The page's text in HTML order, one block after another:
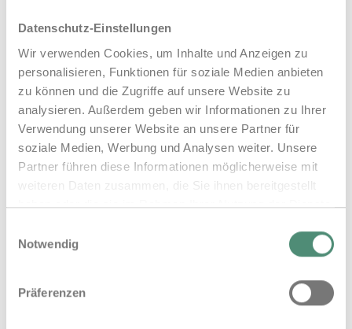
Datenschutz-Einstellungen
Wir verwenden Cookies, um Inhalte und Anzeigen zu
personalisieren, Funktionen für soziale Medien anbieten
zu können und die Zugriffe auf unsere Website zu
analysieren. Außerdem geben wir Informationen zu Ihrer
Verwendung unserer Website an unsere Partner für
soziale Medien, Werbung und Analysen weiter. Unsere
Partner führen diese Informationen möglicherweise mit
weiteren Daten zusammen, die Sie ihnen bereitgestellt
haben oder die sie im Rahmen Ihrer Nutzung der Dienste
Datenschutz
Notwendig
Präferenzen
Stopptaste am WC nutzen.
Gartenbewässerung:
Regenwasser für den Garten sammeln und
nutzen.
Pflanzen im Garten möglichst morgens oder
abends gießen, um eine starke Verdunstung
von Wasser durch Sonneneinstrahlung zu
Besser als Sprinkler ist eine
Gartenschläuchen, die nahe an den Pflanzen